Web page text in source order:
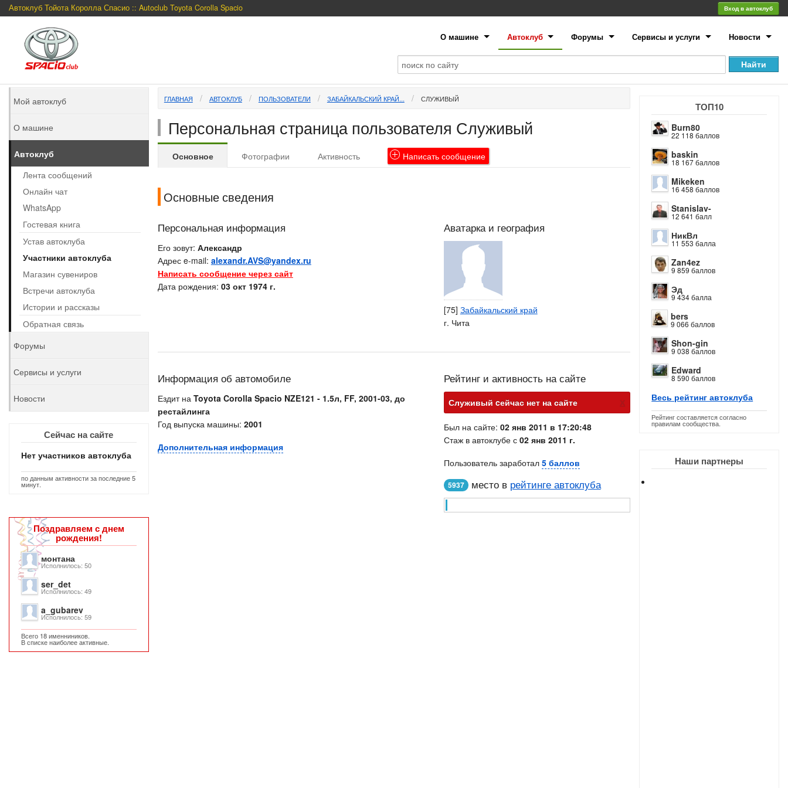
Автоклуб Тойота Королла Спасио :: Autoclub Toyota Corolla Spacio Вход в автоклуб
О машине Автоклуб Форумы Сервисы и услуги Новости
ТОП10
Burn80
22 118 баллов
baskin
18 167 баллов
Mikeken
16 458 баллов
Stanislav-
12 641 балл
НикВл
11 553 балла
Zan4ez
9 859 баллов
Эд
9 434 балла
bers
9 066 баллов
Shon-gin
9 038 баллов
Edward
8 590 баллов
Весь рейтинг автоклуба
Рейтинг составляется согласно
правилам сообщества.
Наши партнеры
ГЛАВНАЯ АВТОКЛУБ ПОЛЬЗОВАТЕЛИ ЗАБАЙКАЛЬСКИЙ КРАЙ... СЛУЖИВЫЙ
Персональная страница пользователя Служивый
Основное Фотографии Активность Написатьсообщение
Основные сведения
Персональная информация
Его зовут: Александр
Адрес e-mail: alexandr.AVS@yandex.ru
Написать сообщение через сайт
Дата рождения: 03 окт 1974 г.
Аватарка и география
[75] Забайкальский край
г. Чита
Информация об автомобиле
Ездит на Toyota Corolla Spacio NZE121 - 1.5л, FF, 2001-03, до
рестайлинга
Год выпуска машины: 2001
Дополнительная информация
Рейтинг и активность на сайте
Служивый cейчас нет на сайте х
Был на сайте: 02 янв 2011 в 17:20:48
Стаж в автоклубе с 02 янв 2011 г.
Пользователь заработал 5 баллов
5937 место в рейтинге автоклуба
Мой автоклуб
О машине
Автоклуб
Лента сообщений
Онлайн чат
WhatsApp
Гостевая книга
Устав автоклуба
Участники автоклуба
Магазин сувениров
Встречи автоклуба
Истории и рассказы
Обратная связь
Форумы
Сервисы и услуги
Новости
Сейчас на сайте
Нет участников автоклуба
по данным активности за последние 5
минут.
Поздравляем с днем
рождения!
монтана
Исполнилось: 50
ser_det
Исполнилось: 49
a_gubarev
Исполнилось: 59
Всего 18 именниников.
В списке наиболее активные.